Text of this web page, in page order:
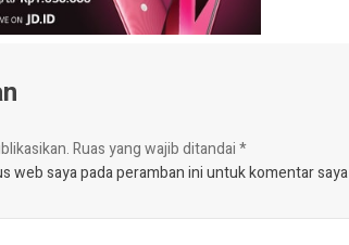
Ruas yang wajib ditandai*
web saya pada peramban ini untuk komentar saya